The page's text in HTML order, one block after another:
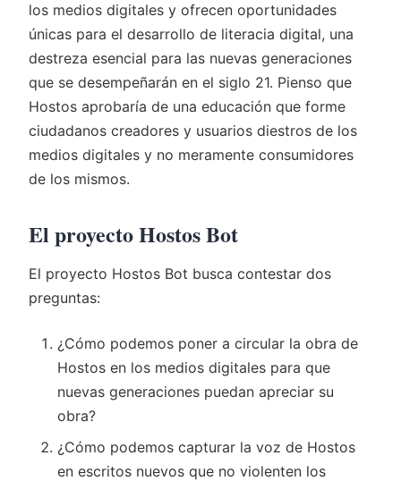
los medios digitales y ofrecen oportunidades
únicas para el desarrollo de literacia digital, una
destreza esencial para las nuevas generaciones
que se desempeñarán en el siglo 21. Pienso que
Hostos aprobaría de una educación que forme
ciudadanos creadores y usuarios diestros de los
medios digitales y no meramente consumidores
de los mismos.
El proyecto Hostos Bot
El proyecto Hostos Bot busca contestar dos
preguntas:
¿Cómo podemos poner a circular la obra de
Hostos en los medios digitales para que
nuevas generaciones puedan apreciar su
obra?
¿Cómo podemos capturar la voz de Hostos
en escritos nuevos que no violenten los